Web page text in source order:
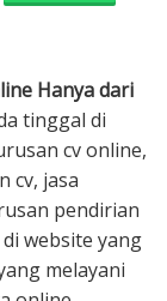
Hanya dari
tinggal di
cv online,
cv, jasa
pendirian
website yang
melayani